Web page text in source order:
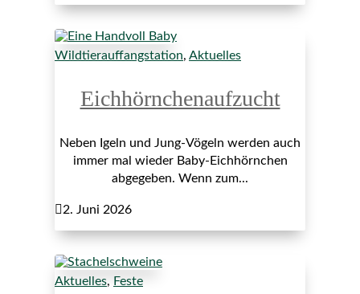
Wildtierauffangstation, Aktuelles
Eichhörnchenaufzucht
Neben Igeln und Jung-Vögeln werden auch
immer mal wieder Baby-Eichhörnchen
abgegeben. Wenn zum...
2. Juni 2026
Aktuelles, Feste